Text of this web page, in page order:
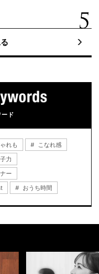
ド
れも
こなれ感
力
ー
おうち時間